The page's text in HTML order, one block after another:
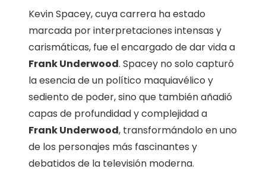
Kevin Spacey, cuya carrera ha estado
marcada por interpretaciones intensas y
carismáticas, fue el encargado de dar vida a
Frank Underwood. Spacey no solo capturó
la esencia de un político maquiavélico y
sediento de poder, sino que también añadió
capas de profundidad y complejidad a
Frank Underwood, transformándolo en uno
de los personajes más fascinantes y
debatidos de la televisión moderna.